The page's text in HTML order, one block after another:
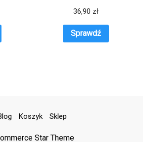
36,90 zł
Sprawdź
Koszyk Sklep
Star Theme